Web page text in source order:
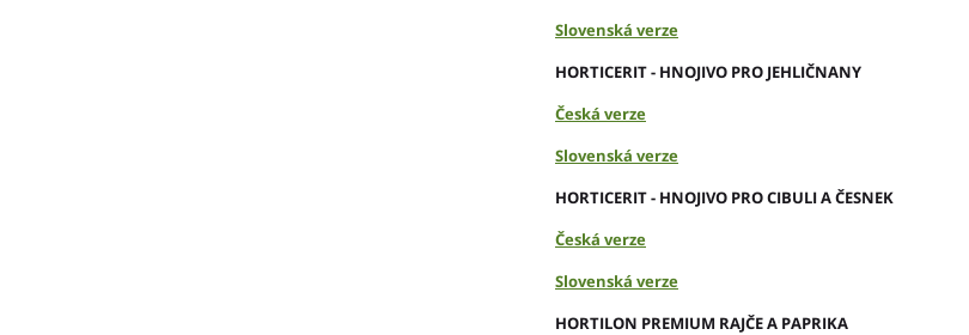
Slovenská verze
HORTICERIT - HNOJIVO PRO JEHLIČNANY
Česká verze
Slovenská verze
HORTICERIT - HNOJIVO PRO CIBULI A ČESNEK
Česká verze
Slovenská verze
HORTILON PREMIUM RAJČE A PAPRIKA